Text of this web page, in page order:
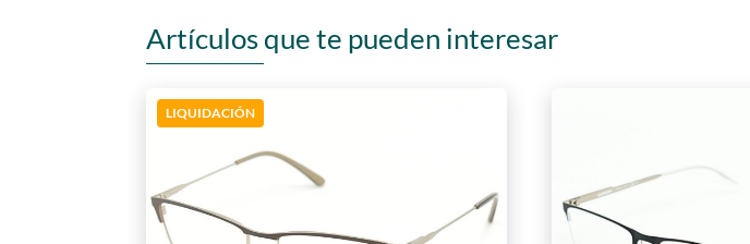
Artículos que te pueden interesar
LIQUIDACIÓN